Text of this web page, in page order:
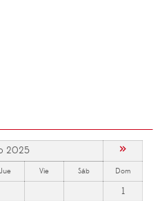
2025 »
Jue Vie Sáb Dom
1